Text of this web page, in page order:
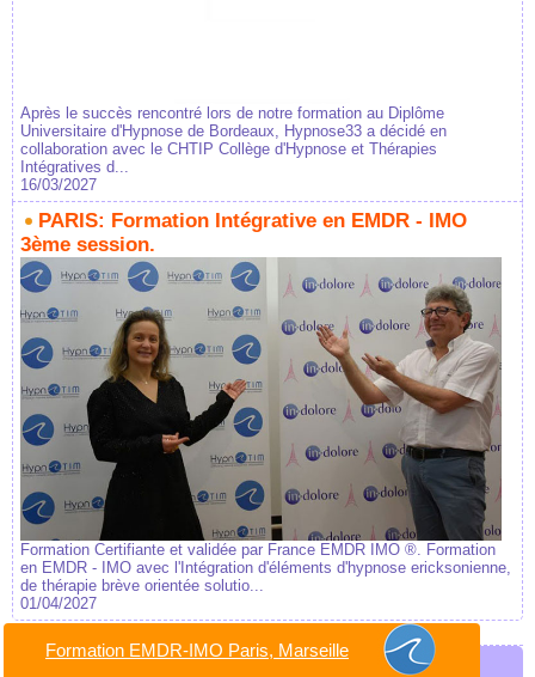
Après le succès rencontré lors de notre formation au Diplôme
Universitaire d'Hypnose de Bordeaux, Hypnose33 a décidé en
collaboration avec le CHTIP Collège d'Hypnose et Thérapies
Intégratives d...
16/03/2027
PARIS: Formation Intégrative en EMDR - IMO
3ème session.
Formation Certifiante et validée par France EMDR IMO ®. Formation
en EMDR - IMO avec l'Intégration d'éléments d'hypnose ericksonienne,
de thérapie brève orientée solutio...
01/04/2027
Dans le Forum
Formation EMDR-IMO Paris, Marseille